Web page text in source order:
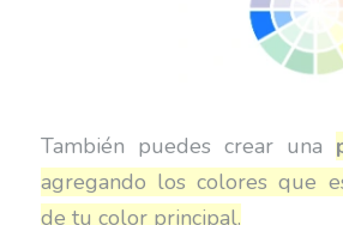
También puedes crear una
agregando los colores que
de tu color principal.